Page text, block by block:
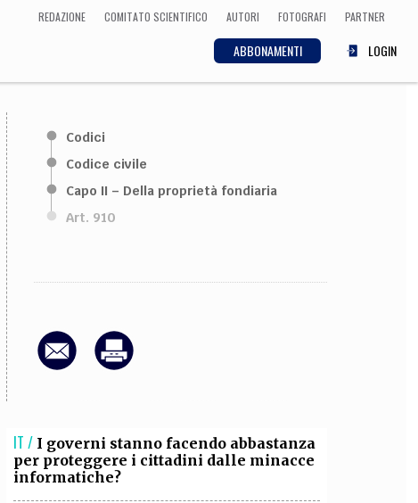
REDAZIONE COMITATO SCIENTIFICO AUTORI FOTOGRAFI PARTNER
ABBONAMENTI LOGIN
ECONOMIA
Medicina
CULTURA
Cinema, Musica,
Letteratura
COLLABORA CON NOI
Codici
Codice civile
Capo II – Della proprietà fondiaria
Art. 910
IT / I governi stanno facendo abbastanza
per proteggere i cittadini dalle minacce
informatiche?